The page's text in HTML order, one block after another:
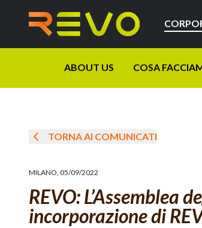
ABOUT US COSA
TORNA AI COMUNICATI
MILANO, 05/09/2022
REVO: L’Assemblea
incorporazione di